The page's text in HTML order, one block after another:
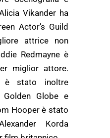
Vikander ha
Actor’s Guild
attrice non
Redmayne è
miglior attore.
è stato inoltre
Globe e
Hooper è stato
Korda